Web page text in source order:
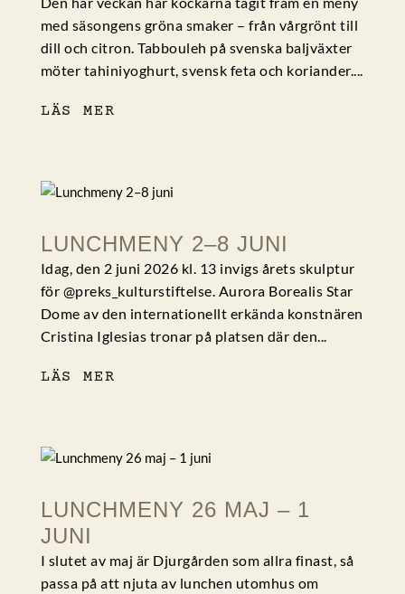
med säsongens gröna smaker – från vårgrönt till
dill och citron. Tabbouleh på svenska baljväxter
möter tahiniyoghurt, svensk feta och koriander....
LÄS MER
LUNCHMENY 2–8 JUNI
Idag, den 2 juni 2026 kl. 13 invigs årets skulptur
för @preks_kulturstiftelse. Aurora Borealis Star
Dome av den internationellt erkända konstnären
Cristina Iglesias tronar på platsen där den...
LÄS MER
LUNCHMENY 26 MAJ – 1
JUNI
I slutet av maj är Djurgården som allra finast, så
passa på att njuta av lunchen utomhus om